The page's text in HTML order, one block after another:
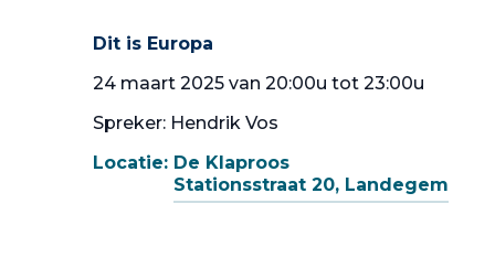
Dit is Europa
24 maart 2025 van 20:00u tot 23:00u
Spreker: Hendrik Vos
Locatie: De Klaproos
Stationsstraat 20, Landegem